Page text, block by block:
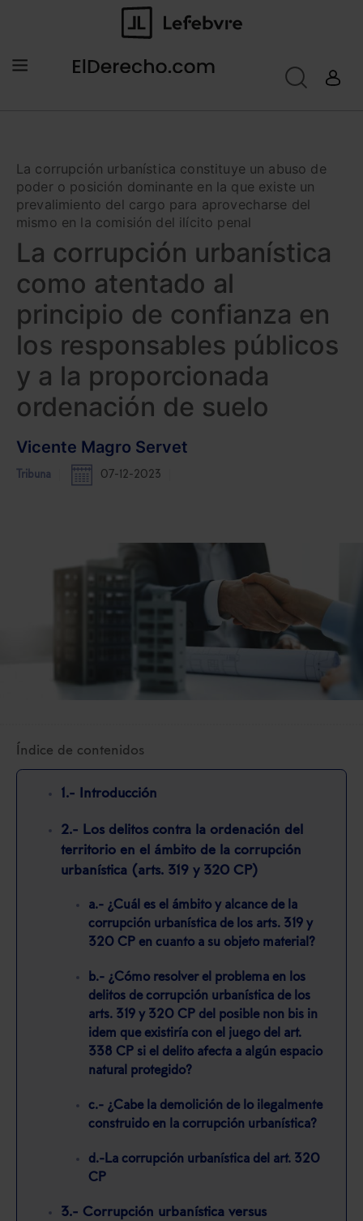
La corrupción urbanística constituye un abuso de
poder o posición dominante en la que existe un
prevalimiento del cargo para aprovecharse del
mismo en la comisión del ilícito penal
La corrupción urbanística
como atentado al
principio de confianza en
los responsables públicos
y a la proporcionada
ordenación de suelo
Vicente Magro Servet
Tribuna 07-12-2023
Índice de contenidos
1.- Introducción
2.- Los delitos contra la ordenación del
territorio en el ámbito de la corrupción
urbanística (arts. 319 y 320 CP)
a.- ¿Cuál es el ámbito y alcance de la
corrupción urbanística de los arts. 319 y
320 CP en cuanto a su objeto material?
b.- ¿Cómo resolver el problema en los
delitos de corrupción urbanística de los
arts. 319 y 320 CP del posible non bis in
idem que existiría con el juego del art.
338 CP si el delito afecta a algún espacio
natural protegido?
c.- ¿Cabe la demolición de lo ilegalmente
construido en la corrupción urbanística?
d.-La corrupción urbanística del art. 320
CP
3.- Corrupción urbanística versus